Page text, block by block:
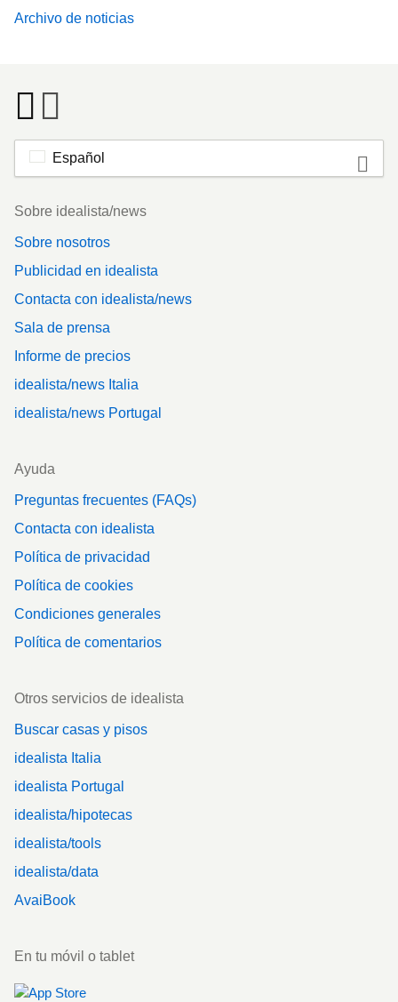
Archivo de noticias
Español
Footer
Sobre idealista/news
Sobre nosotros
Publicidad en idealista
Contacta con idealista/news
Sala de prensa
Informe de precios
idealista/news Italia
idealista/news Portugal
Ayuda
Preguntas frecuentes (FAQs)
Contacta con idealista
Política de privacidad
Política de cookies
Condiciones generales
Política de comentarios
Otros servicios de idealista
Buscar casas y pisos
idealista Italia
idealista Portugal
idealista/hipotecas
idealista/tools
idealista/data
AvaiBook
En tu móvil o tablet